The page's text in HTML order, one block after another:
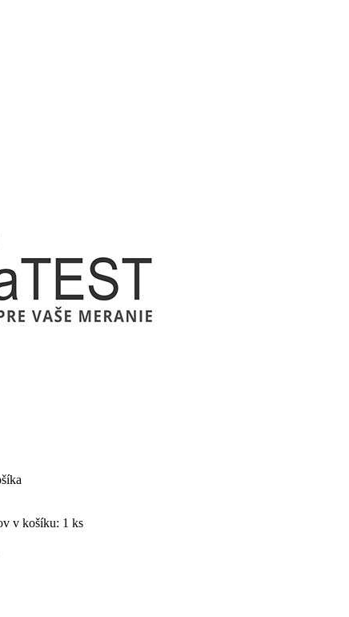
v košíku: 1 ks